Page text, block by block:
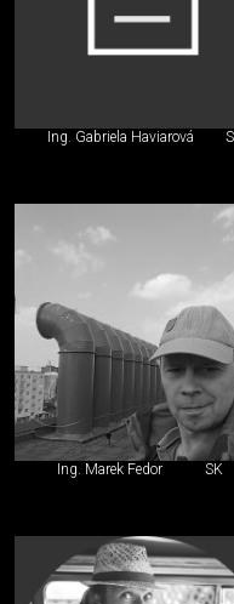
Ing. Gabriela Haviarová
Ing. Marek Fedor SK